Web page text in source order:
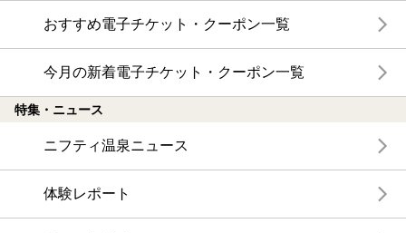
おすすめ電子チケット・クーポン一覧
今月の新着電子チケット・クーポン一覧
特集・ニュース
ニフティ温泉ニュース
体験レポート